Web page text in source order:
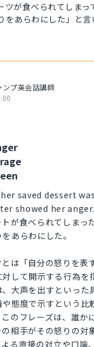
ツが食べられてしまっ
をあらわにした」と言
ンプ英会話講師
saved dessert
showed her anger.
が食べられてしまっ
あらわにした。
「自分の怒りを表
して開示する行為を
大声を出すといった
態度で示すという比
のフレーズは、誰か
相手がその怒りの対
る直接の対立や口論